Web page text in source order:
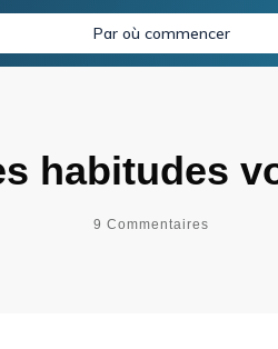
Par où commencer
habitudes
9 Commentaires